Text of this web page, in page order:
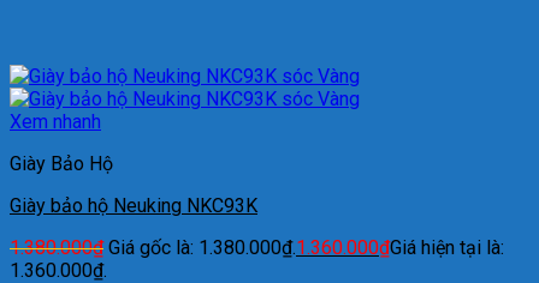
Xem nhanh
Giày Bảo Hộ
Giày bảo hộ Neuking NKC93K
1.380.000₫ Giá gốc là: 1.380.000₫.1.360.000₫Giá hiện tại là:
1.360.000₫.